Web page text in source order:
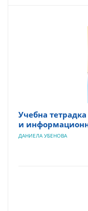
Учебна
и
ДАНИЕЛА УБЕНОВА